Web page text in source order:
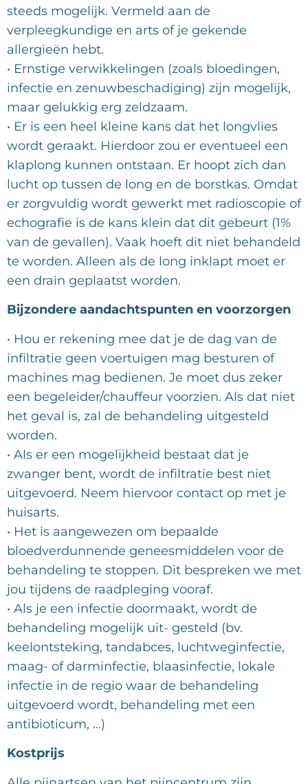
steeds mogelijk. Vermeld aan de
verpleegkundige en arts of je gekende
allergieën hebt.
• Ernstige verwikkelingen (zoals bloedingen,
infectie en zenuwbeschadiging) zijn mogelijk,
maar gelukkig erg zeldzaam.
• Er is een heel kleine kans dat het longvlies
wordt geraakt. Hierdoor zou er eventueel een
klaplong kunnen ontstaan. Er hoopt zich dan
lucht op tussen de long en de borstkas. Omdat
er zorgvuldig wordt gewerkt met radioscopie of
echografie is de kans klein dat dit gebeurt (1%
van de gevallen). Vaak hoeft dit niet behandeld
te worden. Alleen als de long inklapt moet er
een drain geplaatst worden.
Bijzondere aandachtspunten en voorzorgen
• Hou er rekening mee dat je de dag van de
infiltratie geen voertuigen mag besturen of
machines mag bedienen. Je moet dus zeker
een begeleider/chauffeur voorzien. Als dat niet
het geval is, zal de behandeling uitgesteld
worden.
• Als er een mogelijkheid bestaat dat je
zwanger bent, wordt de infiltratie best niet
uitgevoerd. Neem hiervoor contact op met je
huisarts.
• Het is aangewezen om bepaalde
bloedverdunnende geneesmiddelen voor de
behandeling te stoppen. Dit bespreken we met
jou tijdens de raadpleging vooraf.
• Als je een infectie doormaakt, wordt de
behandeling mogelijk uit- gesteld (bv.
keelontsteking, tandabces, luchtweginfectie,
maag- of darminfectie, blaasinfectie, lokale
infectie in de regio waar de behandeling
uitgevoerd wordt, behandeling met een
antibioticum, …)
Kostprijs